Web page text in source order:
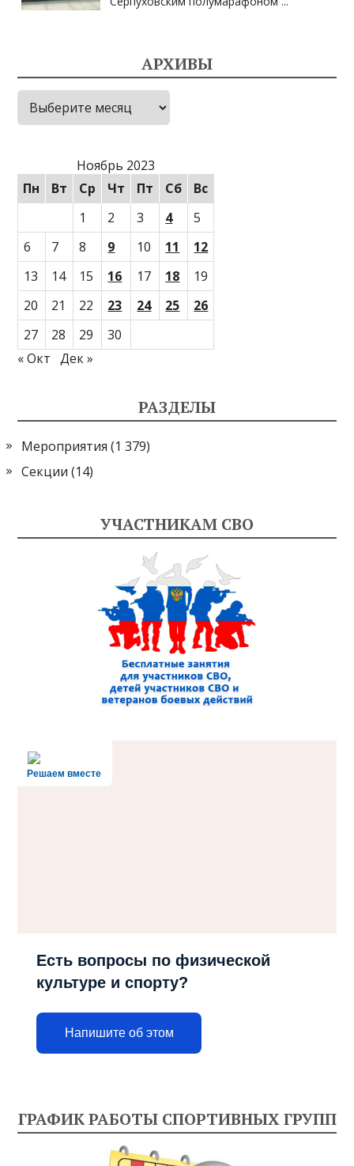
АРХИВЫ
Архивы
Ноябрь 2023
Пн
Вт Ср Чт Пт Сб
Вс
1
2 3 4
5
6
7 8 9 10 11
12
13
14 15 16 17 18
19
20
21 22 23 24 25
26
27
28 29
30
« Окт
Дек »
РАЗДЕЛЫ
Мероприятия (1 379)
Секции (14)
УЧАСТНИКАМ СВО
Решаем вместе
Есть вопросы по физической
культуре и спорту?
Напишите об этом
ГРАФИК РАБОТЫ СПОРТИВНЫХ ГРУПП